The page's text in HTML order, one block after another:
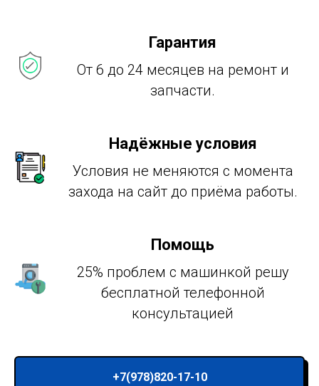
Гарантия
От 6 до 24 месяцев на ремонт и
запчасти.
Надёжные условия
Условия не меняются с момента
захода на сайт до приёма работы.
Помощь
25% проблем с машинкой решу
бесплатной телефонной
консультацией
+7(978)820-17-10